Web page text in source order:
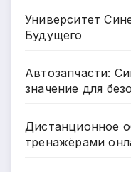
Университет
Будущего
Автозапчасти:
значение для
Дистанционное
тренажёрами